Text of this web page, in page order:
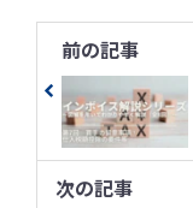
前の記事
次の記事